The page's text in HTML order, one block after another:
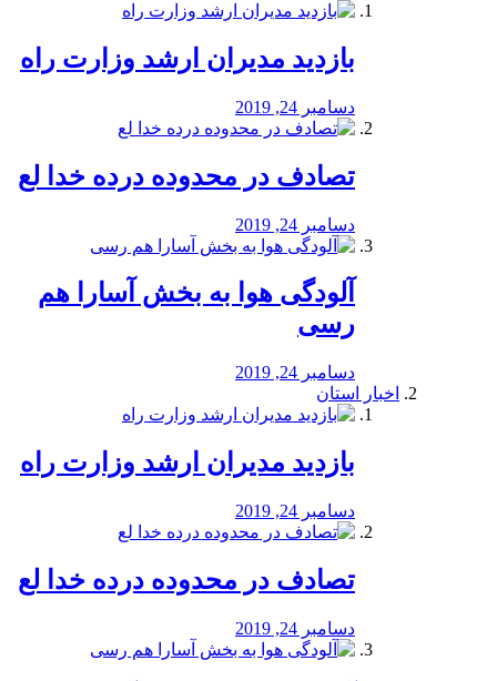
بازدید مدیران ارشد وزارت راه
دسامبر 24, 2019
تصادف در محدوده درده خدا لع
دسامبر 24, 2019
آلودگی هوا به بخش آسارا هم
رسی
دسامبر 24, 2019
اخبار استان
بازدید مدیران ارشد وزارت راه
دسامبر 24, 2019
تصادف در محدوده درده خدا لع
دسامبر 24, 2019